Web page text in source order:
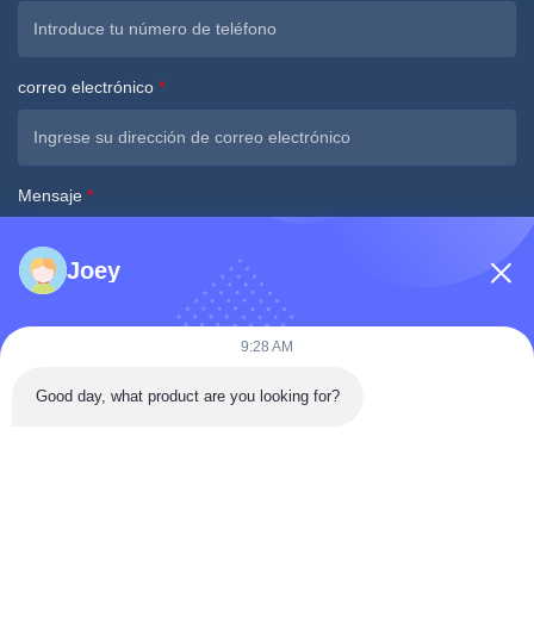
correo electrónico *
Mensaje *
Envíe ahora
Joey
9:28 AM
Good day, what product are you looking for?